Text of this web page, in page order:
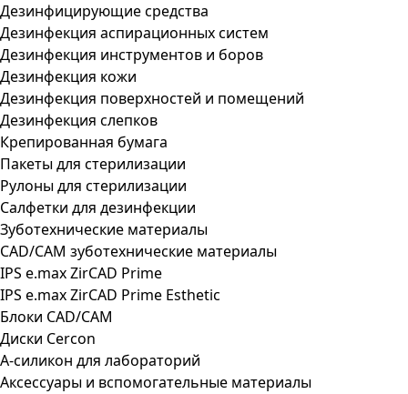
Дезинфицирующие средства
Дезинфекция аспирационных систем
Дезинфекция инструментов и боров
Дезинфекция кожи
Дезинфекция поверхностей и помещений
Дезинфекция слепков
Крепированная бумага
Пакеты для стерилизации
Рулоны для стерилизации
Салфетки для дезинфекции
Зуботехнические материалы
CAD/CAM зуботехнические материалы
IPS e.max ZirCAD Prime
IPS e.max ZirCAD Prime Esthetic
Блоки CAD/CAM
Диски Cercon
А-силикон для лабораторий
Аксессуары и вспомогательные материалы